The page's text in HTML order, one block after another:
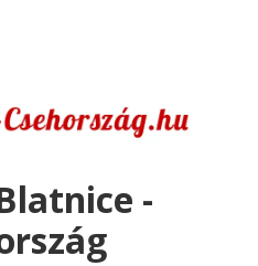
-